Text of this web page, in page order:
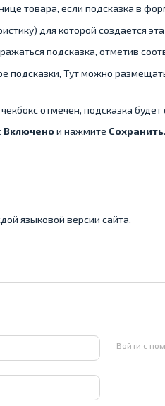
товара, если подсказка в
для которой создается
подсказка, отметив
подсказки, Тут можно
отмечен, подсказка
Включенои нажмите Сохранить.
языковой версии сайта.
Войти с